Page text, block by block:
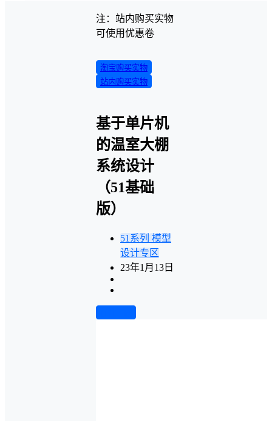
注：站内购买实物
可使用优惠卷
淘宝购买实物
站内购买实物
基于单片机
的温室大棚
系统设计
（51基础
版）
51系列 模型
设计专区
23年1月13日